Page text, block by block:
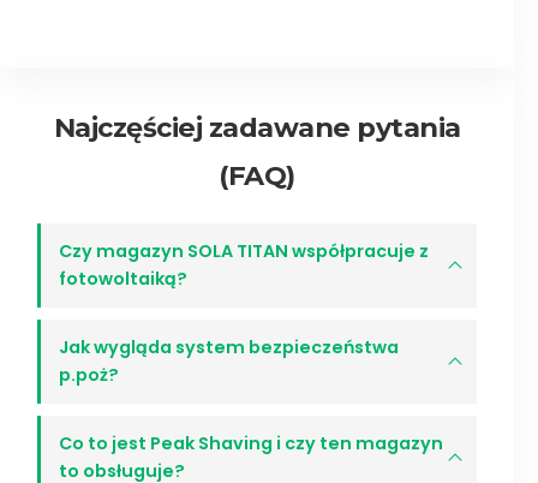
Najczęściej zadawane pytania
(FAQ)
Czy magazyn SOLA TITAN współpracuje z
fotowoltaiką?
Jak wygląda system bezpieczeństwa
p.poż?
Co to jest Peak Shaving i czy ten magazyn
to obsługuje?